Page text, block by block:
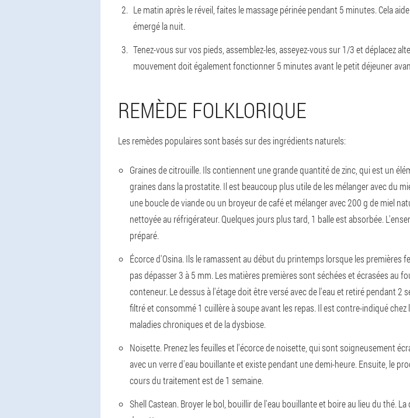
Le matin après le réveil, faites le massage périnée pendant 5 minutes. Cela
émergé la nuit.
Tenez-vous sur vos pieds, assemblez-les, asseyez-vous sur 1/3 et déplacez
mouvement doit également fonctionner 5 minutes avant le petit déjeuner
REMÈDE FOLKLORIQUE
Les remèdes populaires sont basés sur des ingrédients naturels:
Graines de citrouille. Ils contiennent une grande quantité de zinc, qui est un
graines dans la prostatite. Il est beaucoup plus utile de les mélanger avec du
une boucle de viande ou un broyeur de café et mélanger avec 200 g de miel
nettoyée au réfrigérateur. Quelques jours plus tard, 1 balle est absorbée.
préparé.
Écorce d'Osina. Ils le ramassent au début du printemps lorsque les premières
pas dépasser 3 à 5 mm. Les matières premières sont séchées et écrasées au
conteneur. Le dessus à l'étage doit être versé avec de l'eau et retiré pendant
filtré et consommé 1 cuillère à soupe avant les repas. Il est contre-indiqué
maladies chroniques et de la dysbiose.
Noisette. Prenez les feuilles et l'écorce de noisette, qui sont soigneusement
avec un verre d'eau bouillante et existe pendant une demi-heure. Ensuite, le
cours du traitement est de 1 semaine.
Shell Castean. Broyer le bol, bouillir de l'eau bouillante et boire au lieu du thé.